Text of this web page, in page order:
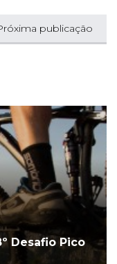
publicação
Desafio Pico